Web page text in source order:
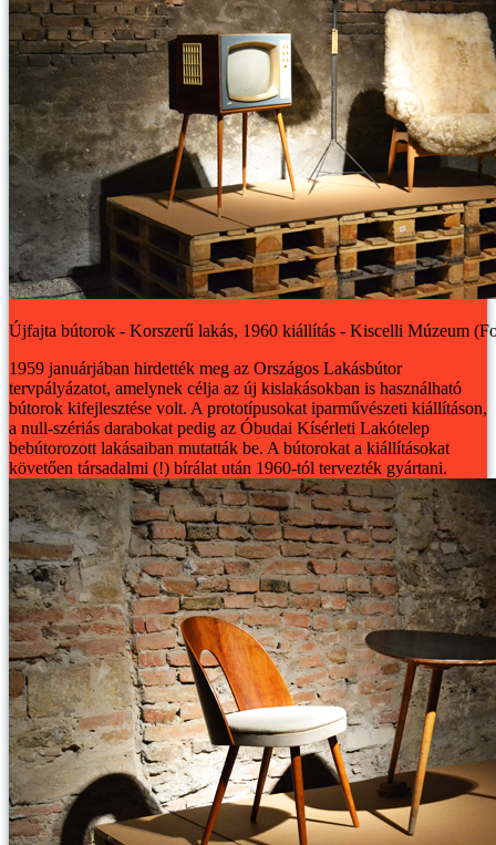
Újfajta bútorok - Korszerű lakás, 1960 kiállítás - Kiscelli Múzeum
1959 januárjában hirdették meg az Országos Lakásbútor
tervpályázatot, amelynek célja az új kislakásokban is használható
bútorok kifejlesztése volt. A prototípusokat iparművészeti kiállításon,
a null-szériás darabokat pedig az Óbudai Kísérleti Lakótelep
bebútorozott lakásaiban mutatták be. A bútorokat a kiállításokat
követően társadalmi (!) bírálat után 1960-tól tervezték gyártani.